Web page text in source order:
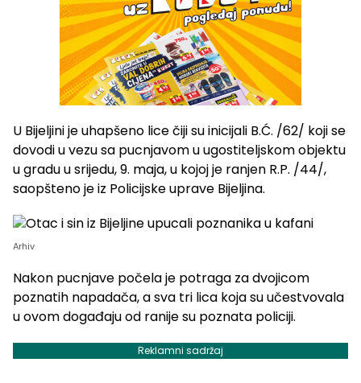
U Bijeljini je uhapšeno lice čiji su inicijali B.Ć. /62/ koji se
dovodi u vezu sa pucnjavom u ugostiteljskom objektu
u gradu u srijedu, 9. maja, u kojoj je ranjen R.P. /44/,
saopšteno je iz Policijske uprave Bijeljina.
Arhiv
Nakon pucnjave počela je potraga za dvojicom
poznatih napadača, a sva tri lica koja su učestvovala
u ovom događaju od ranije su poznata policiji.
Reklamni sadržaj